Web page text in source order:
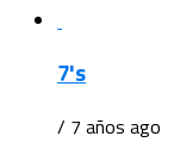
7's
/ 7 años ago